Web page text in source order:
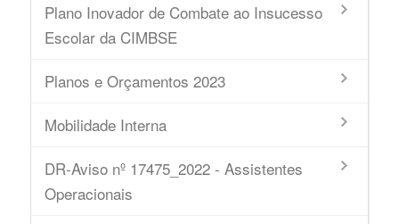
Plano Inovador de Combate ao Insucesso
Escolar da CIMBSE
Planos e Orçamentos 2023
Mobilidade Interna
DR-Aviso nº 17475_2022 - Assistentes
Operacionais